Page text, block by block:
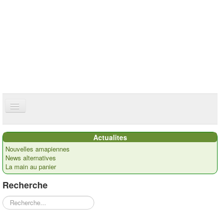
Accueil
Présentation
Actualités
Nos paysans
Commandes
Actualites
Nouvelles amapiennes
News alternatives
La main au panier
Recherche
Rechercher